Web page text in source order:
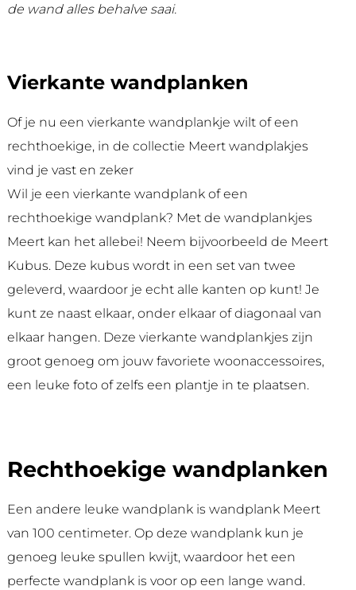
de wand alles behalve saai.
Vierkante wandplanken
Of je nu een vierkante wandplankje wilt of een
rechthoekige, in de collectie Meert wandplakjes
vind je vast en zeker
Wil je een vierkante wandplank of een
rechthoekige wandplank? Met de wandplankjes
Meert kan het allebei! Neem bijvoorbeeld de Meert
Kubus. Deze kubus wordt in een set van twee
geleverd, waardoor je echt alle kanten op kunt! Je
kunt ze naast elkaar, onder elkaar of diagonaal van
elkaar hangen. Deze vierkante wandplankjes zijn
groot genoeg om jouw favoriete woonaccessoires,
een leuke foto of zelfs een plantje in te plaatsen.
Rechthoekige wandplanken
Een andere leuke wandplank is wandplank Meert
van 100 centimeter. Op deze wandplank kun je
genoeg leuke spullen kwijt, waardoor het een
perfecte wandplank is voor op een lange wand.